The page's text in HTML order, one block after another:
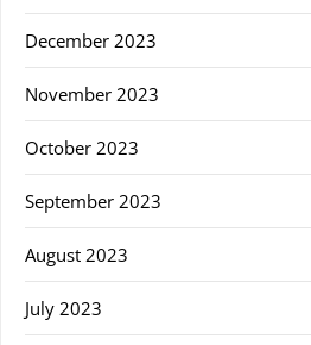
December 2023
November 2023
October 2023
September 2023
August 2023
July 2023